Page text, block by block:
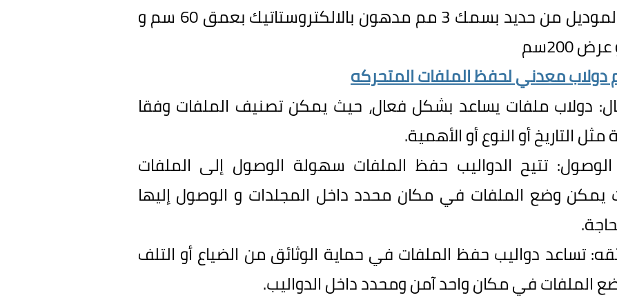
من حديد بسمك 3مم مدهون بالالكتروستاتيك بعمق60 سم و
عرض200سم
دولاب معدني لحفظ الملفات المتحركه
: دولاب ملفات يساعد بشكل فعال، حيث يمكن تصنيف الملفات وفقا
التاريخ أو النوع أو الأهمية.
: تتيح الدواليب حفظ الملفات سهولة الوصول إلى الملفات
يمكن وضع الملفات في مكان محدد داخل المجلدات و الوصول إليها
:تساعد دواليب حفظ الملفات في حماية الوثائق من الضياع أو التلف
الملفات في مكان واحد آمن ومحدد داخل الدواليب.